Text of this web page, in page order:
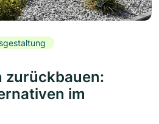
zurückbauen:
im